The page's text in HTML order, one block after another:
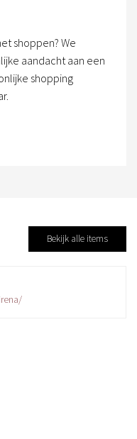
shoppen? We
aandacht aan een
shopping
Bekijk alle items